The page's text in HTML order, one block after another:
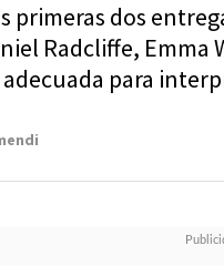
primeras dos
Radcliffe, Emma
para